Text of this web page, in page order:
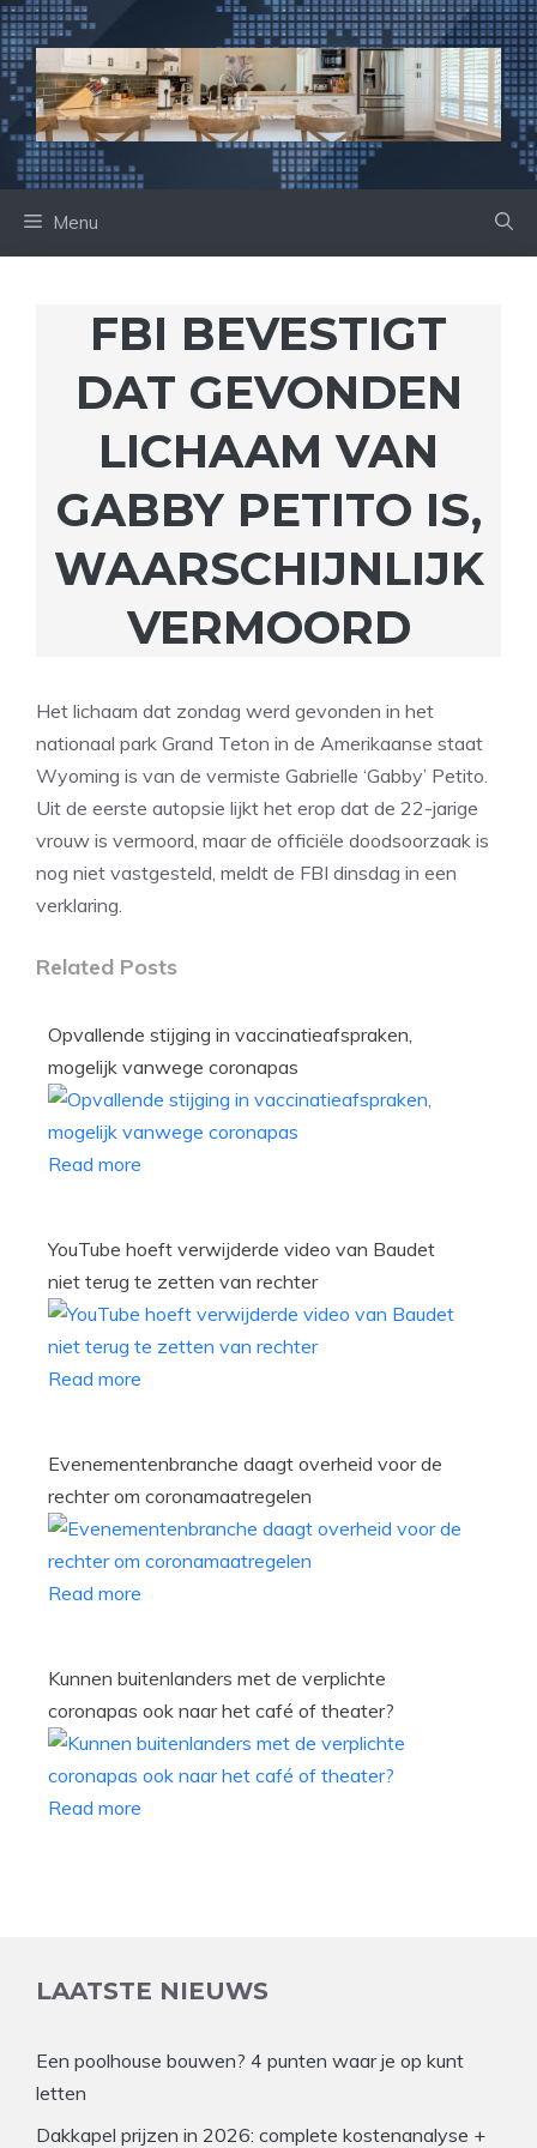
Ga
naar
de
inhoud
Menu
FBI BEVESTIGT
DAT GEVONDEN
LICHAAM VAN
GABBY PETITO IS,
WAARSCHIJNLIJK
VERMOORD
Het lichaam dat zondag werd gevonden in het
nationaal park Grand Teton in de Amerikaanse staat
Wyoming is van de vermiste Gabrielle ‘Gabby’ Petito.
Uit de eerste autopsie lijkt het erop dat de 22-jarige
vrouw is vermoord, maar de officiële doodsoorzaak is
nog niet vastgesteld, meldt de FBI dinsdag in een
verklaring.
Related Posts
Opvallende stijging in vaccinatieafspraken,
mogelijk vanwege coronapas
Read more
YouTube hoeft verwijderde video van Baudet
niet terug te zetten van rechter
Read more
Evenementenbranche daagt overheid voor de
rechter om coronamaatregelen
Read more
Kunnen buitenlanders met de verplichte
coronapas ook naar het café of theater?
Read more
LAATSTE NIEUWS
Een poolhouse bouwen? 4 punten waar je op kunt
letten
Dakkapel prijzen in 2026: complete kostenanalyse +